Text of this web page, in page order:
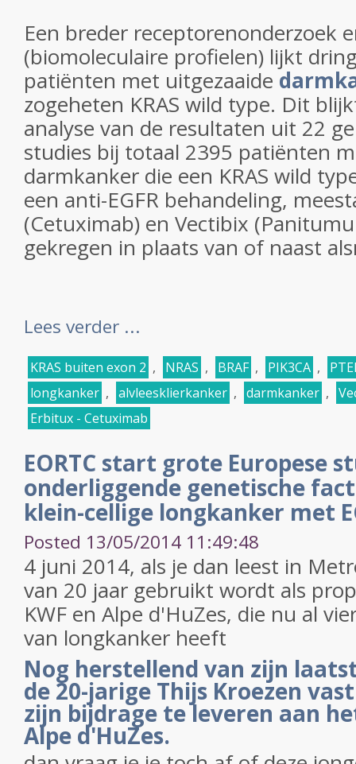
Een breder receptorenonderzoek
(biomoleculaire profielen) lijkt
patiënten met uitgezaaide
zogeheten KRAS wild type. Dit
analyse van de resultaten uit 22
studies bij totaal 2395 patiënten
darmkanker die een KRAS wild
een anti-EGFR behandeling,
(Cetuximab) en Vectibix
gekregen in plaats van of naast
Lees verder ...
KRAS buiten exon 2 , NRAS , BRAF , PIK3CA ,
longkanker , alvleesklierkanker , darmkanker ,
Erbitux - Cetuximab
EORTC start grote Europese
onderliggende genetische
klein-cellige longkanker met
Posted 13/05/2014 11:49:48
4 juni 2014, als je dan leest in
van 20 jaar gebruikt wordt als
KWF en Alpe d'HuZes, die nu al
van longkanker heeft
Nog herstellend van zijn
de 20-jarige Thijs Kroezen
zijn bijdrage te leveren aan
Alpe d'HuZes.